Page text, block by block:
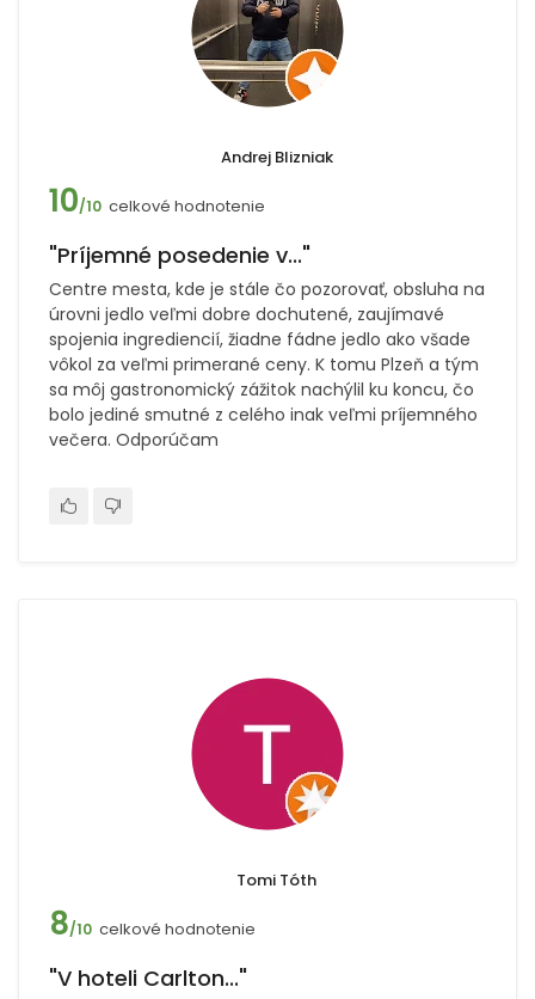
Andrej Blizniak
10/10 celkové hodnotenie
"Príjemné posedenie v..."
Centre mesta, kde je stále čo pozorovať, obsluha na
úrovni jedlo veľmi dobre dochutené, zaujímavé
spojenia ingrediencií, žiadne fádne jedlo ako všade
vôkol za veľmi primerané ceny. K tomu Plzeň a tým
sa môj gastronomický zážitok nachýlil ku koncu, čo
bolo jediné smutné z celého inak veľmi príjemného
večera. Odporúčam
Tomi Tóth
8/10 celkové hodnotenie
"V hoteli Carlton..."